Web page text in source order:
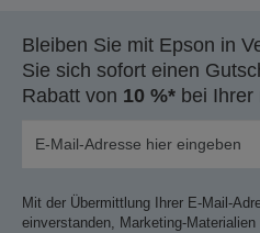
Bleiben Sie mit Epson in
Sie sich sofort einen
Rabatt von 10 %* bei Ihrer
Mit der Übermittlung Ihrer E-Mail-
einverstanden, Marketing-